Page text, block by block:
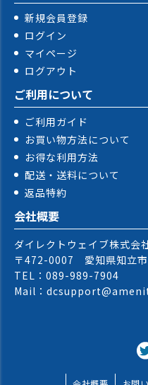
新規会員登録
ログイン
マイページ
ログアウト
ご利用について
ご利用ガイド
お買い物方法について
お得な利用方法
配送・送料について
返品特約
会社概要
ダイレクトウェイブ株式
〒472-0007 愛知県知立市
TEL：089-989-7904
Mail：